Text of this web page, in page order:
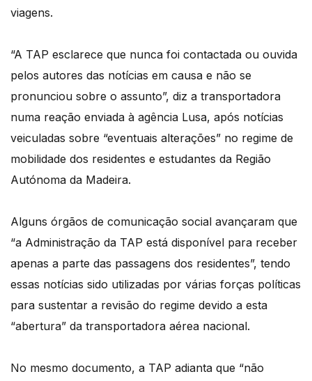
viagens.
“A TAP esclarece que nunca foi contactada ou ouvida
pelos autores das notícias em causa e não se
pronunciou sobre o assunto”, diz a transportadora
numa reação enviada à agência Lusa, após notícias
veiculadas sobre “eventuais alterações” no regime de
mobilidade dos residentes e estudantes da Região
Autónoma da Madeira.
Alguns órgãos de comunicação social avançaram que
“a Administração da TAP está disponível para receber
apenas a parte das passagens dos residentes”, tendo
essas notícias sido utilizadas por várias forças políticas
para sustentar a revisão do regime devido a esta
“abertura” da transportadora aérea nacional.
No mesmo documento, a TAP adianta que “não